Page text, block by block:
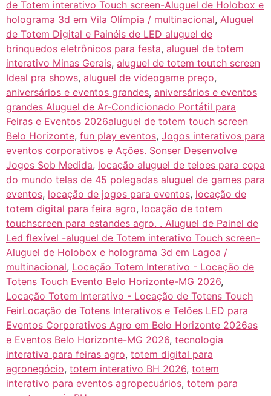
de Totem interativo Touch screen-Aluguel de Holobox e
holograma 3d em Vila Olímpia / multinacional, Aluguel
de Totem Digital e Painéis de LED aluguel de
brinquedos eletrônicos para festa, aluguel de totem
interativo Minas Gerais, aluguel de totem toutch screen
Ideal pra shows, aluguel de videogame preço,
aniversários e eventos grandes, aniversários e eventos
grandes Aluguel de Ar-Condicionado Portátil para
Feiras e Eventos 2026aluguel de totem touch screen
Belo Horizonte, fun play eventos, Jogos interativos para
eventos corporativos e Ações. Sonser Desenvolve
Jogos Sob Medida, locação aluguel de teloes para copa
do mundo telas de 45 polegadas aluguel de games para
eventos, locação de jogos para eventos, locação de
totem digital para feira agro, locação de totem
touchscreen para estandes agro. . Aluguel de Painel de
Led flexível -aluguel de Totem interativo Touch screen-
Aluguel de Holobox e holograma 3d em Lagoa /
multinacional, Locação Totem Interativo - Locação de
Totens Touch Evento Belo Horizonte-MG 2026,
Locação Totem Interativo - Locação de Totens Touch
FeirLocação de Totens Interativos e Telões LED para
Eventos Corporativos Agro em Belo Horizonte 2026as
e Eventos Belo Horizonte-MG 2026, tecnologia
interativa para feiras agro, totem digital para
agronegócio, totem interativo BH 2026, totem
interativo para eventos agropecuários, totem para